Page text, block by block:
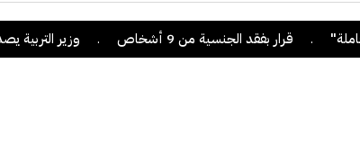
. قرار بفقد الجنسية من 9 أشخاص . وزير التربية يصدر